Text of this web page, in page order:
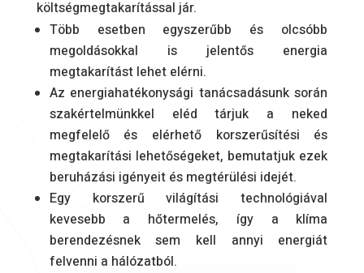
költségmegtakarítással jár.
Több esetben egyszerűbb és olcsóbb
megoldásokkal is jelentős energia
megtakarítást lehet elérni.
Az energiahatékonysági tanácsadásunk során
szakértelmünkkel eléd tárjuk a neked
megfelelő és elérhető korszerűsítési és
megtakarítási lehetőségeket, bemutatjuk ezek
beruházási igényeit és megtérülési idejét.
Egy korszerű világítási technológiával
kevesebb a hőtermelés, így a klíma
berendezésnek sem kell annyi energiát
felvenni a hálózatból.